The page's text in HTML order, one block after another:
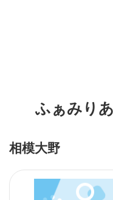
ふぁみり
相模大野